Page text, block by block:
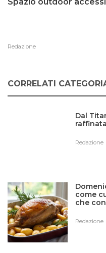
Spazio outdoor
Redazione
CORRELATI
Dal
Redazione
come
che
Redazione